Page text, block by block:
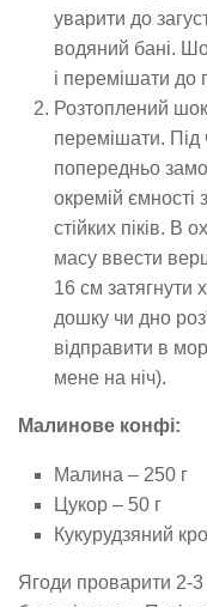
уварити до
водяний бані.
і перемішати до
Розтоплений
перемішати. Під
попередньо
окремій
стійких піків. В
масу ввести
16 см затягнути
дошку чи дно
відправити в
мене на ніч).
Малинове конфі:
Малина – 250 г
Цукор – 50 г
Кукурудзяний
Ягоди проварити 2-3